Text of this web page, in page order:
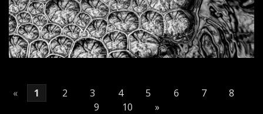
« 1 2 3 4 5 6 7
8
9
10 »